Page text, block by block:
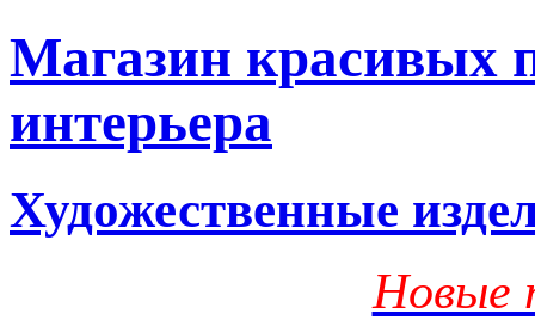
Магазин красивых
интерьера
Художественные
Новые